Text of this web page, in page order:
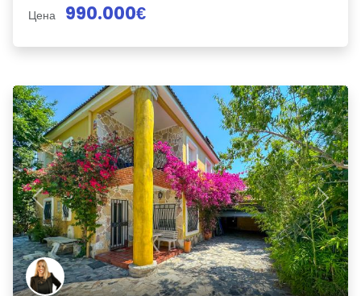
Цена 990.000€
Previous Next